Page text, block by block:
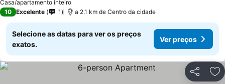
Casa/apartamento inteiro
10 Excelente 1 a 2.1 km de Centro da cidade
Selecione as datas para ver os preços
exatos.
Ver preços
Partilhar